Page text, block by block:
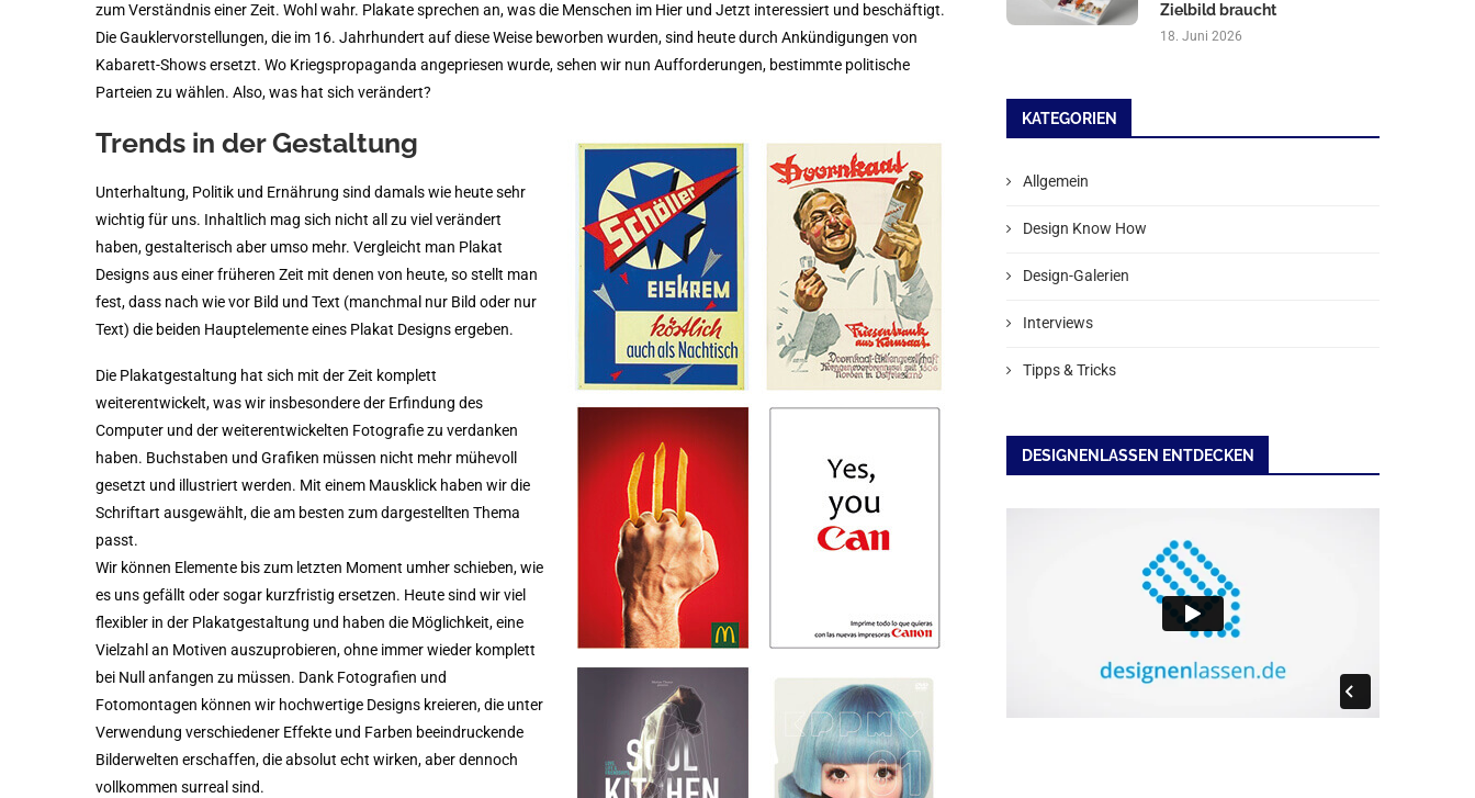
zum Verständnis einer Zeit. Wohl wahr. Plakate sprechen an, was die Menschen im Hier und Jetzt interessiert und beschäftigt.
Die Gauklervorstellungen, die im 16. Jahrhundert auf diese Weise beworben wurden, sind heute durch Ankündigungen von
Kabarett-Shows ersetzt. Wo Kriegspropaganda angepriesen wurde, sehen wir nun Aufforderungen, bestimmte politische
Parteien zu wählen. Also, was hat sich verändert?
Trends in der Gestaltung
Unterhaltung, Politik und Ernährung sind damals wie heute sehr
wichtig für uns. Inhaltlich mag sich nicht all zu viel verändert
haben, gestalterisch aber umso mehr. Vergleicht man Plakat
Designs aus einer früheren Zeit mit denen von heute, so stellt man
fest, dass nach wie vor Bild und Text (manchmal nur Bild oder nur
Text) die beiden Hauptelemente eines Plakat Designs ergeben.
Die Plakatgestaltung hat sich mit der Zeit komplett
weiterentwickelt, was wir insbesondere der Erfindung des
Computer und der weiterentwickelten Fotografie zu verdanken
haben. Buchstaben und Grafiken müssen nicht mehr mühevoll
gesetzt und illustriert werden. Mit einem Mausklick haben wir die
Schriftart ausgewählt, die am besten zum dargestellten Thema
passt.
Wir können Elemente bis zum letzten Moment umher schieben, wie
es uns gefällt oder sogar kurzfristig ersetzen. Heute sind wir viel
flexibler in der Plakatgestaltung und haben die Möglichkeit, eine
Vielzahl an Motiven auszuprobieren, ohne immer wieder komplett
bei Null anfangen zu müssen. Dank Fotografien und
Fotomontagen können wir hochwertige Designs kreieren, die unter
Verwendung verschiedener Effekte und Farben beeindruckende
Bilderwelten erschaffen, die absolut echt wirken, aber dennoch
vollkommen surreal sind.
Zielbild braucht
18. Juni 2026
KATEGORIEN
Allgemein
Design Know How
Design-Galerien
Interviews
Tipps & Tricks
DESIGNENLASSEN ENTDECKEN